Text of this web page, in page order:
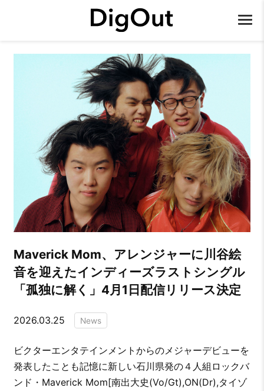
Maverick Mom、アレンジャーに川谷絵
音を迎えたインディーズラストシングル
「孤独に解く」4月1日配信リリース決定
2026.03.25 News
ビクターエンタテインメントからのメジャーデビューを
発表したことも記憶に新しい石川県発の４人組ロックバ
ンド・Maverick Mom[南出大史(Vo/Gt),ON(Dr),タイゾ